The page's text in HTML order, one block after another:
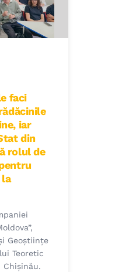
faci
iar
din
rolul de
Geoștiințe
Teoretic
Chișinău.